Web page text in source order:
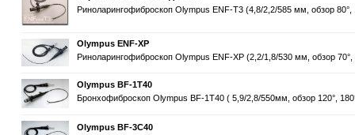
Риноларингофиброскоп Olympus ENF-T3 (4,8/2,2/585 мм, обзор 80°,
Olympus ENF-XP
Риноларингофиброскоп Olympus ENF-XP (2,2/1,8/530 мм, обзор 70°,
Olympus BF-1Т40
Бронхофиброскоп Olympus BF-1Т40 ( 5,9/2,8/550мм, обзор 120°,
Olympus BF-3C40